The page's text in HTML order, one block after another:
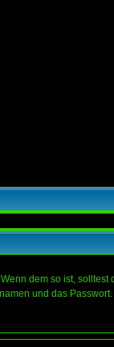
dem so ist,
und das